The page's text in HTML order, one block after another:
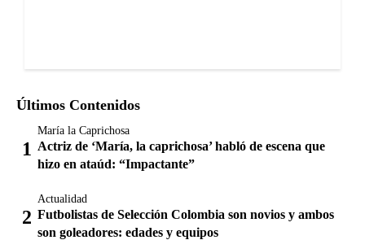
Últimos Contenidos
María la Caprichosa
Actriz de ‘María, la caprichosa’ habló de escena que
hizo en ataúd: “Impactante”
Actualidad
Futbolistas de Selección Colombia son novios y ambos
son goleadores: edades y equipos